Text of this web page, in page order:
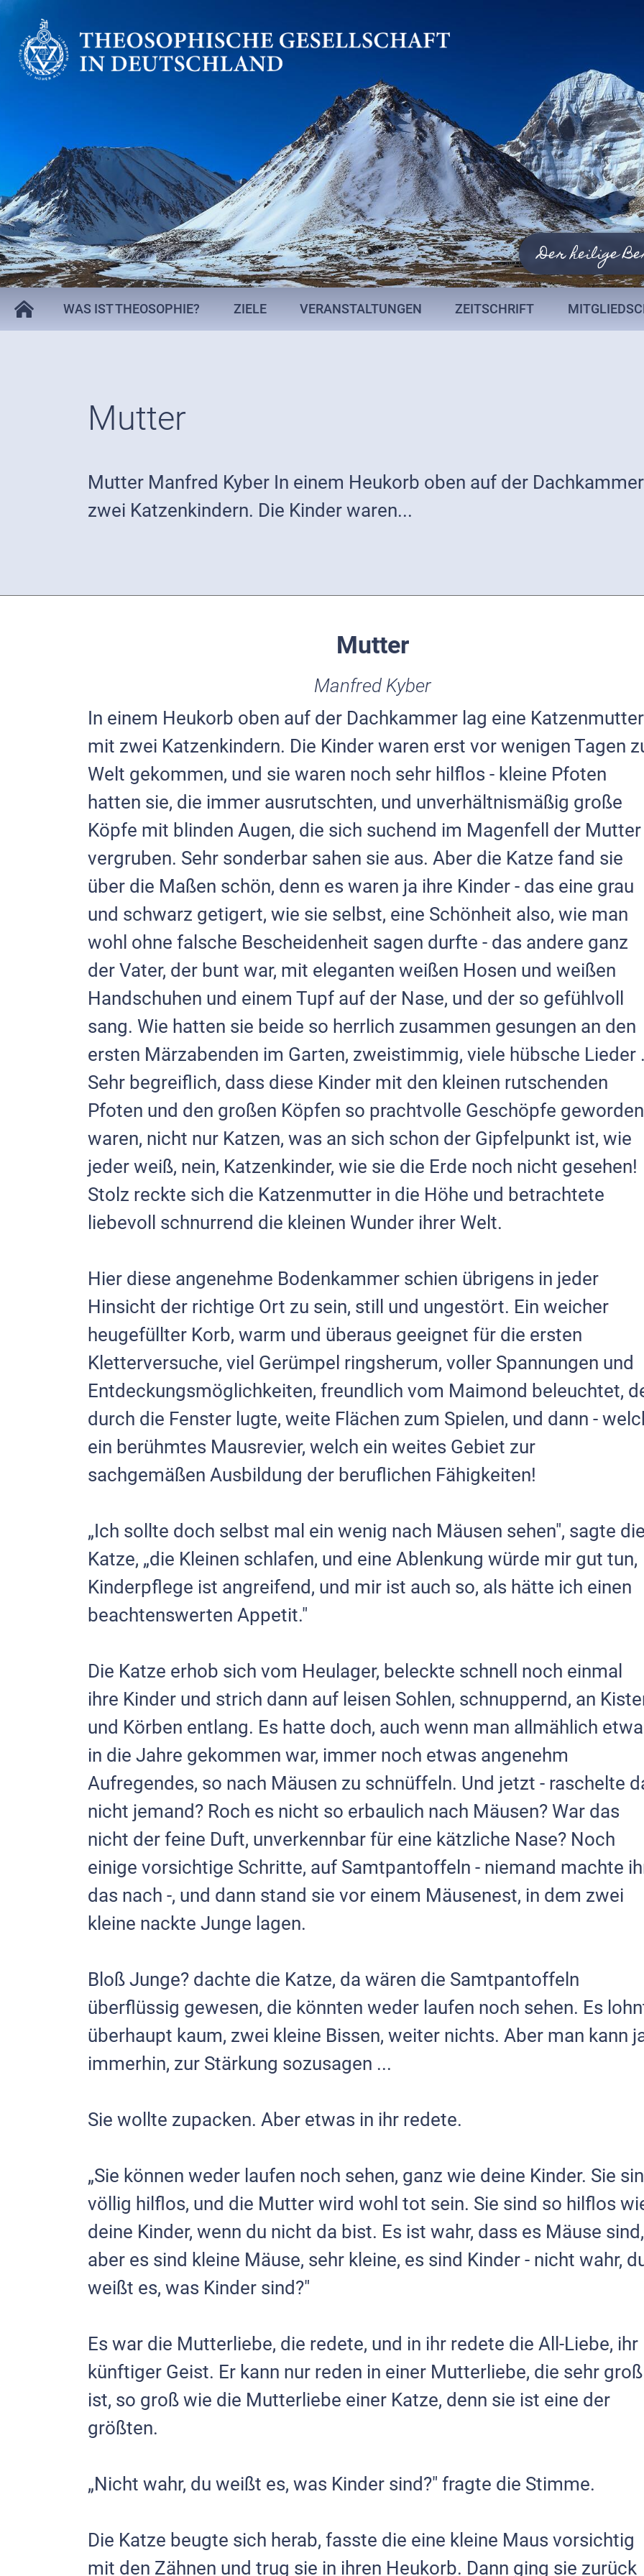
Der heilige
WAS IST THEOSOPHIE? ZIELE VERANSTALTUNGEN ZEITSCHRIFT
Mutter
Mutter Manfred Kyber In einem Heukorb oben auf der
zwei Katzenkindern. Die Kinder waren...
Mutter
Manfred Kyber
In einem Heukorb oben auf der Dachkammer lag eine Katzenmutter
mit zwei Katzenkindern. Die Kinder waren erst vor wenigen Tagen
Welt ge­kommen, und sie waren noch sehr hilflos - kleine Pfoten
hatten sie, die im­mer ausrutschten, und unverhältnismäßig große
Köpfe mit blinden Augen, die sich suchend im Magenfell der Mutter
vergruben. Sehr sonderbar sahen sie aus. Aber die Katze fand sie
über die Maßen schön, denn es waren ja ihre Kin­der - das eine grau
und schwarz getigert, wie sie selbst, eine Schönheit also, wie man
wohl ohne falsche Bescheidenheit sagen durfte - das andere ganz
der Vater, der bunt war, mit eleganten weißen Hosen und weißen
Handschu­hen und einem Tupf auf der Nase, und der so gefühlvoll
sang. Wie hatten sie beide so herrlich zusammen gesungen an den
ersten Märzabenden im Gar­ten, zweistimmig, viele hübsche Lieder
Sehr begreiflich, dass diese Kinder mit den kleinen rutschenden
Pfoten und den großen Köpfen so pracht­volle Geschöpfe geworden
waren, nicht nur Katzen, was an sich schon der Gipfelpunkt ist, wie
jeder weiß, nein, Katzenkinder, wie sie die Erde noch nicht gesehen!
Stolz reckte sich die Katzenmutter in die Höhe und betrachtete
liebevoll schnurrend die kleinen Wunder ihrer Welt.
Hier diese angenehme Bodenkammer schien übrigens in jeder
Hinsicht der richtige Ort zu sein, still und ungestört. Ein weicher
heugefüllter Korb, warm und überaus geeignet für die ersten
Kletterversuche, viel Gerümpel ringsherum, voller Spannungen und
Entdeckungsmöglichkeiten, freundlich vom Maimond beleuchtet,
durch die Fenster lugte, weite Flächen zum Spielen, und dann -
ein berühmtes Mausrevier, welch ein weites Gebiet zur
sachgemäßen Ausbildung der beruflichen Fähigkeiten!
„Ich sollte doch selbst mal ein wenig nach Mäusen sehen", sagte
Katze, „die Kleinen schlafen, und eine Ablenkung würde mir gut tun,
Kin­derpflege ist angreifend, und mir ist auch so, als hätte ich einen
beachtens­werten Appetit."
Die Katze erhob sich vom Heulager, beleckte schnell noch einmal
ihre Kinder und strich dann auf leisen Sohlen, schnuppernd, an
und Kör­ben entlang. Es hatte doch, auch wenn man allmählich
in die Jahre ge­kommen war, immer noch etwas angenehm
Aufregendes, so nach Mäusen zu schnüffeln. Und jetzt - raschelte
nicht jemand? Roch es nicht so erbaulich nach Mäusen? War das
nicht der feine Duft, unverkennbar für eine kätzliche Nase? Noch
einige vorsichtige Schritte, auf Samtpantoffeln - niemand machte
das nach -, und dann stand sie vor einem Mäusenest, in dem zwei
kleine nackte Junge lagen.
Bloß Junge? dachte die Katze, da wären die Samtpantoffeln
überflüssig gewesen, die könnten weder laufen noch sehen. Es
überhaupt kaum, zwei kleine Bissen, weiter nichts. Aber man kann
immerhin, zur Stärkung sozusagen ...
Sie wollte zupacken. Aber etwas in ihr redete.
„Sie können weder laufen noch sehen, ganz wie deine Kinder. Sie
völlig hilflos, und die Mutter wird wohl tot sein. Sie sind so hilflos
deine Kinder, wenn du nicht da bist. Es ist wahr, dass es Mäuse sind,
aber es sind kleine Mäuse, sehr kleine, es sind Kinder - nicht wahr,
weißt es, was Kin­der sind?"
Es war die Mutterliebe, die redete, und in ihr redete die All-Liebe, ihr
künftiger Geist. Er kann nur reden in einer Mutterliebe, die sehr groß
ist, so groß wie die Mutterliebe einer Katze, denn sie ist eine der
größten.
„Nicht wahr, du weißt es, was Kinder sind?" fragte die Stimme.
Die Katze beugte sich herab, fasste die eine kleine Maus vorsichtig
mit den Zähnen und trug sie in ihren Heukorb. Dann ging sie zurück